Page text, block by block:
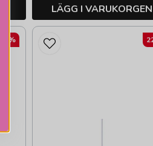
LÄGG I VARUKORGEN
22%